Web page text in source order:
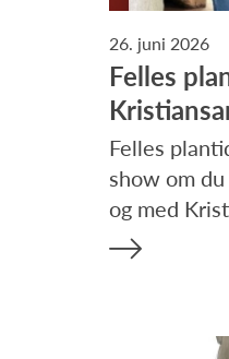
26. juni 2026
Felles
Felles
show om
og med